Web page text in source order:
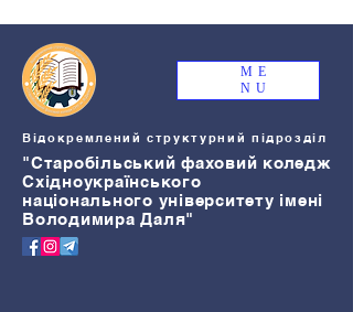
ME
NU
Відокремлений структурний підрозділ
"Старобільський фаховий коледж
Східноукраїнського
національного університету імені
Володимира Даля"